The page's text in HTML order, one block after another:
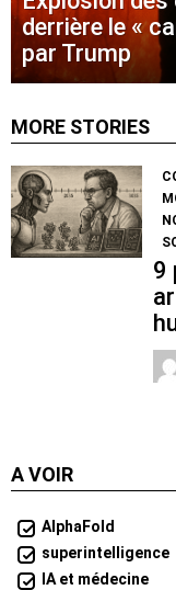
derrière le «
par Trump
MORE STORIES
9
A VOIR
AlphaFold
superintelligence
IA et médecine